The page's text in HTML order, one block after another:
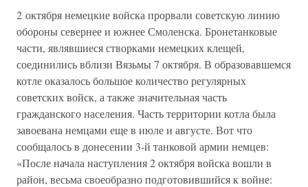
2 октября немецкие войска прорвали советскую линию
обороны севернее и южнее Смоленска. Бронетанковые
части, являвшиеся створками немецких клещей,
соединились вблизи Вязьмы 7 октября. В образовавшемся
котле оказалось большое количество регулярных
советских войск, а также значительная часть
гражданского населения. Часть территории котла была
завоевана немцами еще в июле и августе. Вот что
сообщалось в донесении 3-й танковой армии немцев:
«После начала наступления 2 октября войска вошли в
район, весьма своеобразно подготовившийся к войне: